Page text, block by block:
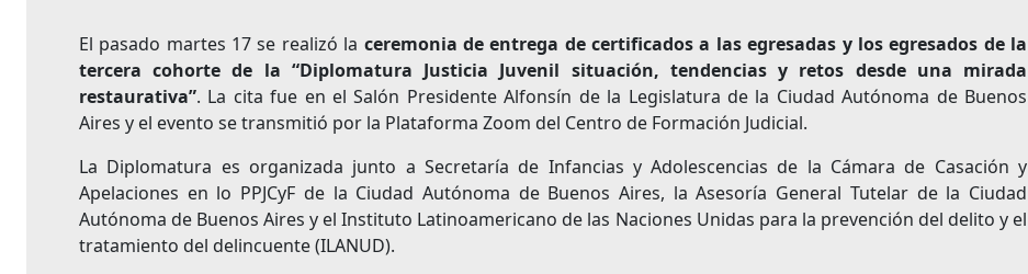
El pasado martes 17 se realizó la ceremonia de entrega de certificados a las egresadas y los egresados de la
tercera cohorte de la “Diplomatura Justicia Juvenil situación, tendencias y retos desde una mirada
restaurativa”. La cita fue en el Salón Presidente Alfonsín de la Legislatura de la Ciudad Autónoma de Buenos
Aires y el evento se transmitió por la Plataforma Zoom del Centro de Formación Judicial.
La Diplomatura es organizada junto a Secretaría de Infancias y Adolescencias de la Cámara de Casación y
Apelaciones en lo PPJCyF de la Ciudad Autónoma de Buenos Aires, la Asesoría General Tutelar de la Ciudad
Autónoma de Buenos Aires y el Instituto Latinoamericano de las Naciones Unidas para la prevención del delito y el
tratamiento del delincuente (ILANUD).